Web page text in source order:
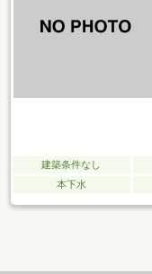
建築条件なし
本下水